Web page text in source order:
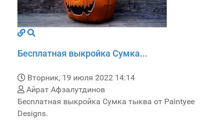
Бесплатная выкройка Сумка...
Вторник, 19 июля 2022 14:14
Айрат Афзалутдинов
Бесплатная выкройка Сумка тыква от Paintyee
Designs.